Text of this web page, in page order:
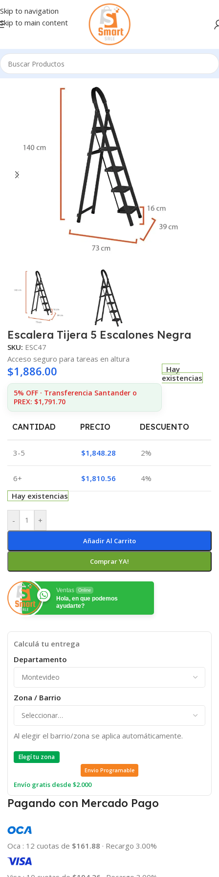
Skip to navigation
Skip to main content
Inicio/HERRAMIENTAS Y REPUESTOS
Escalera Tijera 5 Escalones Negra
SKU: ESC47
Acceso seguro para tareas en altura
$1,886.00
5% OFF · Transferencia Santander o
PREX: $1,791.70
Hay
existencias
CANTIDAD PRECIO DESCUENTO
3-5 $1,848.28 2%
6+ $1,810.56
4%
Hay existencias
- +
Añadir Al Carrito
Comprar YA!
Ventas Online
Hola, en que podemos
ayudarte?
Calculá tu entrega
Departamento
Zona / Barrio
Al elegir el barrio/zona se aplica automáticamente.
Elegí tu zona
Envio Programable
Envío gratis desde $2.000
Pagando con Mercado Pago
Oca : 12 cuotas de $161.88 · Recargo 3.00%